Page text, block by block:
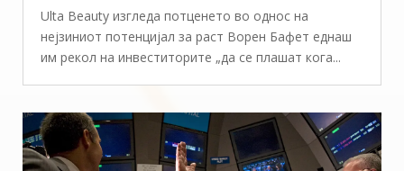
Ulta Beauty изгледа потценето во однос на
нејзиниот потенцијал за раст Ворен Бафет еднаш
им рекол на инвеститорите „да се плашат кога...